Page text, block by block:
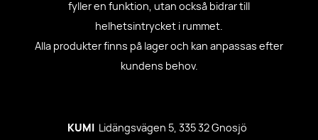
fyller en funktion, utan också bidrar till
helhetsintrycket i rummet.
Alla produkter finns på lager och kan anpassas efter
kundens behov.
KUMI
Lidängsvägen 5, 335 32 Gnosjö